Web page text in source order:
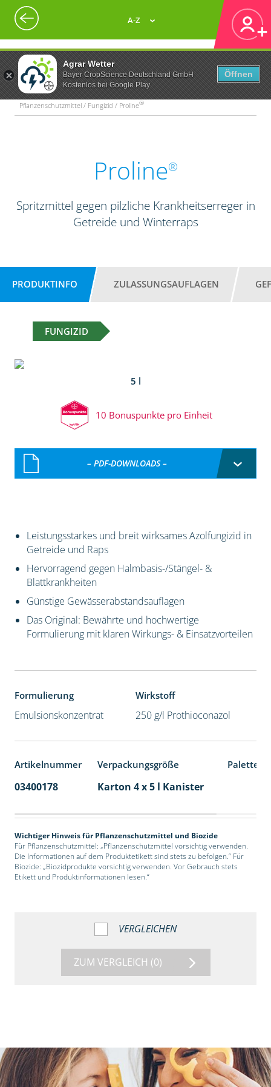
Agrar Wetter
Bayer CropScience Deutschland GmbH
Kostenlos bei Google Play
Öffnen
A-Z
Pflanzenschutzmittel / Fungizid / Proline®
Proline®
Spritzmittel gegen pilzliche Krankheitserreger in
Getreide und Winterraps
PRODUKTINFO ZULASSUNGSAUFLAGEN
FUNGIZID
5 l
10 Bonuspunkte pro Einheit
– PDF-DOWNLOADS –
Leistungsstarkes und breit wirksames Azolfungizid in
Getreide und Raps
Hervorragend gegen Halmbasis-/Stängel- &
Blattkrankheiten
Günstige Gewässerabstandsauflagen
Das Original: Bewährte und hochwertige
Formulierung mit klaren Wirkungs- & Einsatzvorteilen
Formulierung
Emulsionskonzentrat
Wirkstoff
250 g/l Prothioconazol
Artikelnummer Verpackungsgröße
03400178 Karton 4 x 5 l Kanister
Wichtiger Hinweis für Pflanzenschutzmittel und Biozide
Für Pflanzenschutzmittel: „Pflanzenschutzmittel vorsichtig verwenden.
Die Informationen auf dem Produktetikett sind stets zu befolgen.“ Für
Biozide: „Biozidprodukte vorsichtig verwenden. Vor Gebrauch stets
Etikett und Produktinformationen lesen.“
VERGLEICHEN
ZUM VERGLEICH (0)